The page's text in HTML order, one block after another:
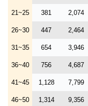
21~25 381 2,074
26~30 447 2,464
31~35 654 3,946
36~40 756 4,687
41~45 1,128 7,799
46~50 1,314 9,356